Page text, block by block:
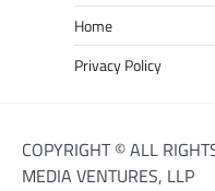
Home
Privacy Policy
COPYRIGHT © ALL
MEDIA VENTURES, LLP